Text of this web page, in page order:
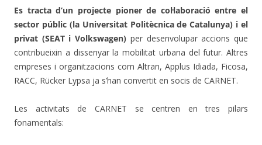
Es tracta d’un projecte pioner de col·laboració entre el
sector públic (la Universitat Politècnica de Catalunya) i el
privat (SEAT i Volkswagen) per desenvolupar accions que
contribueixin a dissenyar la mobilitat urbana del futur. Altres
empreses i organitzacions com Altran, Applus Idiada, Ficosa,
RACC, Rücker Lypsa ja s’han convertit en socis de CARNET.
Les activitats de CARNET se centren en tres pilars
fonamentals: